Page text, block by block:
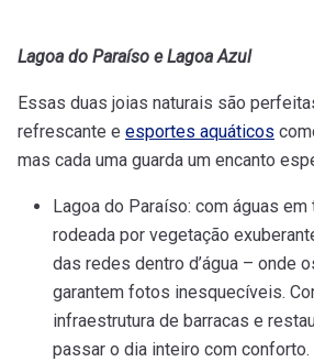
Lagoa do Paraíso e Lagoa Azul
Essas duas joias naturais são
refrescante e esportes aquáticos
mas cada uma guarda um encanto
Lagoa do Paraíso: com águas
rodeada por vegetação
das redes dentro d’água – onde
garantem fotos inesquecíveis.
infraestrutura de barracas e
passar o dia inteiro com conforto.